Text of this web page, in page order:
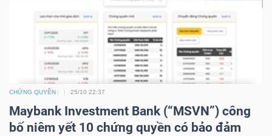
CHỨNG QUYỀN 25/10 22:37
Maybank Investment Bank (“MSVN”) công
bố niêm yết 10 chứng quyền có bảo đảm
LIỆU
Ngành
VS-
SECTOR